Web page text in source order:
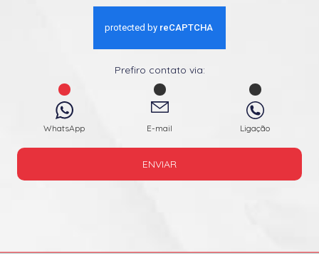
Prefiro contato via:
WhatsApp E-mail Ligação
ENVIAR